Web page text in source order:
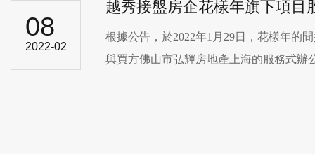
08
2022-02
越秀接盤房企花樣年旗下項目
根據公告，於2022年1月29日，花樣年
與買方佛山市弘輝房地產上海的服務式辦